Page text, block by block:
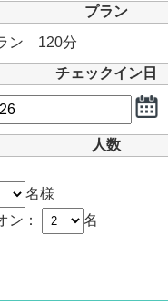
プラン
ン 120分
チェックイン日
人数
名様
ン：
名